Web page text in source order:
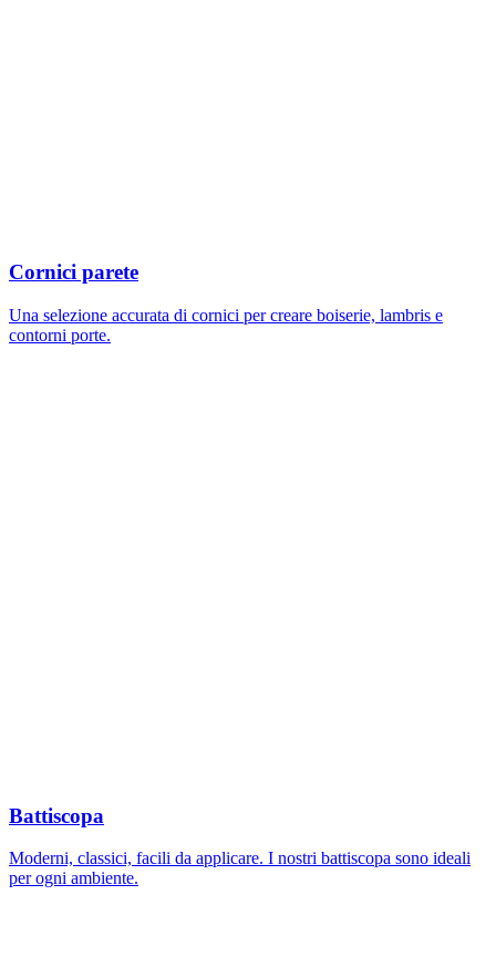
Cornici parete
Una selezione accurata di cornici per creare boiserie, lambris e
contorni porte.
Battiscopa
Moderni, classici, facili da applicare. I nostri battiscopa sono ideali
per ogni ambiente.